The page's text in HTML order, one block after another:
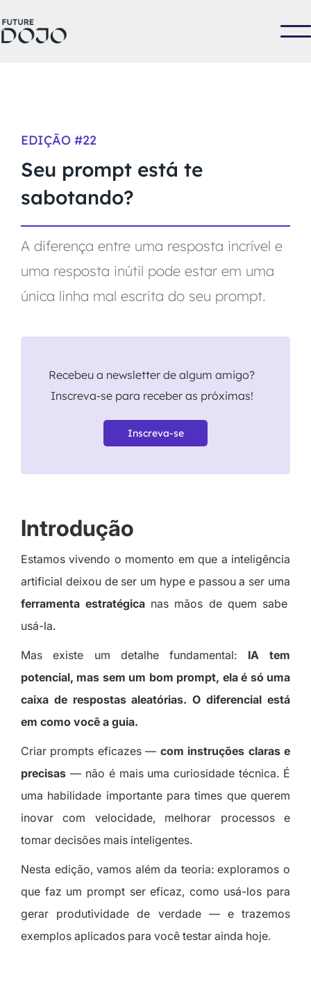
EDIÇÃO #22
Seu prompt está te
sabotando?
A diferença entre uma resposta incrível e
uma resposta inútil pode estar em uma
única linha mal escrita do seu prompt.
Recebeu a newsletter de algum amigo?
Inscreva-se para receber as próximas!
Inscreva-se
Introdução
Estamos vivendo o momento em que a inteligência
artificial deixou de ser um hype e passou a ser uma
ferramenta estratégica nas mãos de quem sabe
usá-la.
Mas existe um detalhe fundamental: IA tem
potencial, mas sem um bom prompt, ela é só uma
caixa de respostas aleatórias. O diferencial está
em como você a guia.
Criar prompts eficazes — com instruções claras e
precisas — não é mais uma curiosidade técnica. É
uma habilidade importante para times que querem
inovar com velocidade, melhorar processos e
tomar decisões mais inteligentes.
Nesta edição, vamos além da teoria: exploramos o
que faz um prompt ser eficaz, como usá-los para
gerar produtividade de verdade — e trazemos
exemplos aplicados para você testar ainda hoje.